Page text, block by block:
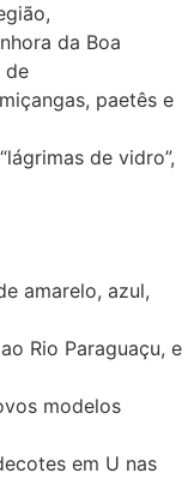
da Boa
de
paetês e
de vidro”,
amarelo, azul,
Rio Paraguaçu, e
modelos
em U nas